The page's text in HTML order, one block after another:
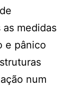
medidas
e pânico
num